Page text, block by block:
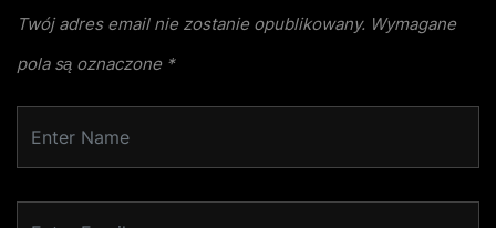
Twój adres email nie zostanie opublikowany. Wymagane
pola są oznaczone *